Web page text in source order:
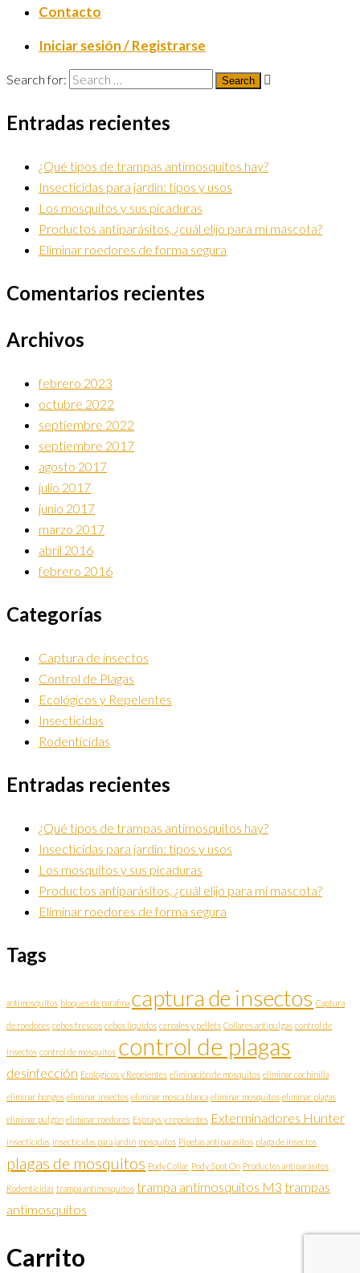
Contacto
Iniciar sesión / Registrarse
Search for:
Entradas recientes
¿Qué tipos de trampas antimosquitos hay?
Insecticidas para jardín: tipos y usos
Los mosquitos y sus picaduras
Productos antiparásitos, ¿cuál elijo para mi mascota?
Eliminar roedores de forma segura
Comentarios recientes
Archivos
febrero 2023
octubre 2022
septiembre 2022
septiembre 2017
agosto 2017
julio 2017
junio 2017
marzo 2017
abril 2016
febrero 2016
Categorías
Captura de insectos
Control de Plagas
Ecológicos y Repelentes
Insecticidas
Rodenticidas
Entradas recientes
¿Qué tipos de trampas antimosquitos hay?
Insecticidas para jardín: tipos y usos
Los mosquitos y sus picaduras
Productos antiparásitos, ¿cuál elijo para mi mascota?
Eliminar roedores de forma segura
Tags
antimosquitos bloques de parafina captura de insectos Captura
de roedores cebos frescos cebos líquidos cereales y pellets Collares antipulgas control de
insectos control de mosquitos control de plagas
desinfección Ecológicos y Repelentes eliminación de mosquitos eliminar cochinilla
eliminar hongos eliminar insectos eliminar mosca blanca eliminar mosquitos eliminar plagas
eliminar pulgón eliminar roedores Esprays y repelentes Exterminadores Hunter
insecticidas insecticidas para jardín mosquitos Pipetas antiparásitos plaga de insectos
plagas de mosquitos Pody Collar Pody Spot On Productos antiparásitos
Rodenticidas trampa antimosquitos trampa antimosquitos M3 trampas
antimosquitos
Carrito